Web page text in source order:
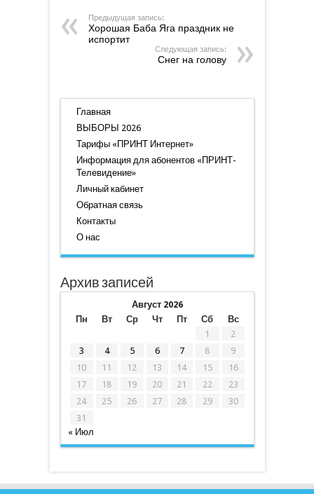
Предыдущая запись:
Хорошая Баба Яга праздник не
испортит
Следующая запись:
Снег на голову
Главная
ВЫБОРЫ 2026
Тарифы «ПРИНТ Интернет»
Информация для абонентов «ПРИНТ-
Телевидение»
Личный кабинет
Обратная связь
Контакты
О нас
Архив записей
Август 2026
Пн
Вт Ср Чт Пт Сб
Вс
1
2
3
4 5 6 7 8
9
10
11 12 13 14 15
16
17
18 19 20 21 22
23
24
25 26 27 28 29
30
31
« Июл